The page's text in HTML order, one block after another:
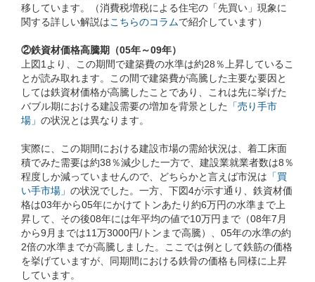
移しています。（消費税増税による住宅の「先買い」現象に
関する詳しい解説はこちらのコラムで紹介しています）
②鉄資材価格高騰期（05年～09年）
上図1より、この期間で建築費の水準は約28％上昇しているこ
とが読み取れます。この間で建築費が高騰した主要な要因と
しては鉄資材価格が高騰したことであり、これは先に挙げた
バブル期における建設需要の増加を背景とした
「売り手市
場」 の状況とは異なります。
実際に、この期間における建設市場の需給状況は、着工床面
積でみた需要は約38％減少した一方で、建設業就業者数は8％
程度しか減っていませんので、どちらかと言えば市況は 「買
い手市場」 の状況でした。一方、下図4が示す通り、鉄資材価
格は03年から05年にかけてトンあたり約6万円の水準まで上
昇して、その後08年には年平均の値で10万円まで（08年7月
から9月までは11万3000円/トンまで高騰）、05年の水準の約
2倍の水準までが高騰しました。ここでは例として鉄筋の価格
を挙げていますが、同期間における鉄骨の価格も同様に上昇
しています。